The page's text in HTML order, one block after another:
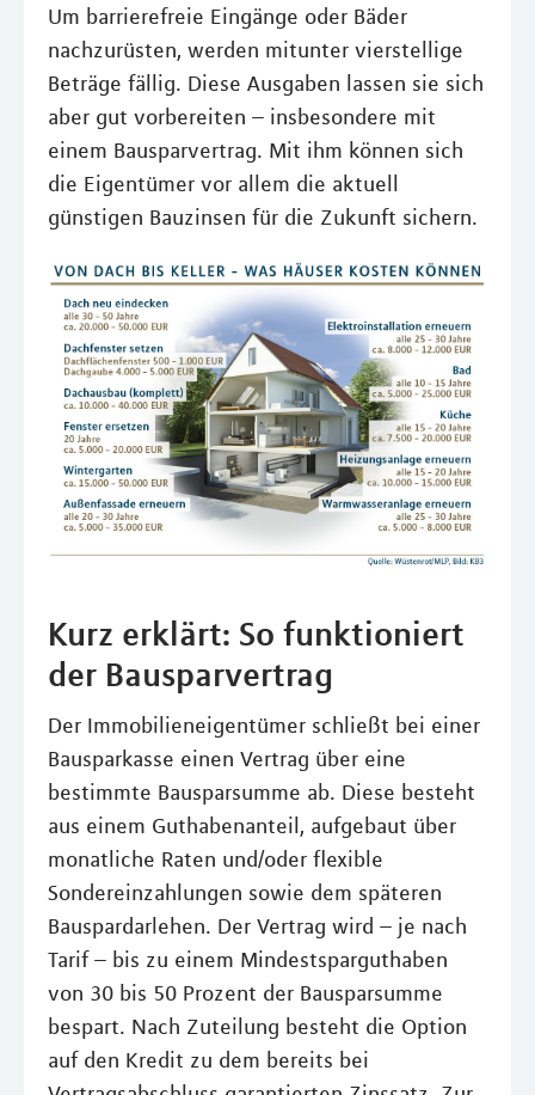
Um barrierefreie Eingänge oder Bäder
nachzurüsten, werden mitunter vierstellige
Beträge fällig. Diese Ausgaben lassen sie sich
aber gut vorbereiten – insbesondere mit
einem Bausparvertrag. Mit ihm können sich
die Eigentümer vor allem die aktuell
günstigen Bauzinsen für die Zukunft sichern.
Kurz erklärt: So funktioniert
der Bausparvertrag
Der Immobilieneigentümer schließt bei einer
Bausparkasse einen Vertrag über eine
bestimmte Bausparsumme ab. Diese besteht
aus einem Guthabenanteil, aufgebaut über
monatliche Raten und/oder flexible
Sondereinzahlungen sowie dem späteren
Bauspardarlehen. Der Vertrag wird – je nach
Tarif – bis zu einem Mindestsparguthaben
von 30 bis 50 Prozent der Bausparsumme
bespart. Nach Zuteilung besteht die Option
auf den Kredit zu dem bereits bei